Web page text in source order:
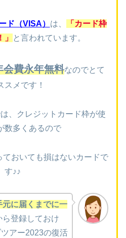
ド（VISA） は、 「 カード枠
と言われています。
会費永年無料なのでとて
スメです！
、クレジットカード枠が使
数多くあるので
おいても損はないカードで
す♪♪
元に届くまでに一
ら登録しておけ
アー2023の復活